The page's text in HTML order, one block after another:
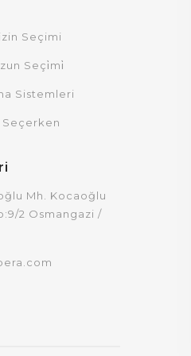
Seçimi
Seçi̇mi̇
Sistemleri
Seçerken
Mh. Kocaoğlu
2 Osmangazi /